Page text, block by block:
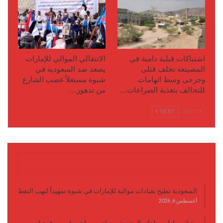
اشتباكات قبلية دامية في
المصينعة تخلف قتلى
وجرحى وسط اتهامات
للتحالف بتغذية الصراعات…
الانتقالي الموالي للإمارات
يصعد ضد السعودية في
شبوة مستغلاً غضب الشارع
من تدهور…
NEXT
السعودية تطيح بقيادات موالية للإمارات في شبوة تمهيداً لنهب النفط
أغسطس 6, 2026